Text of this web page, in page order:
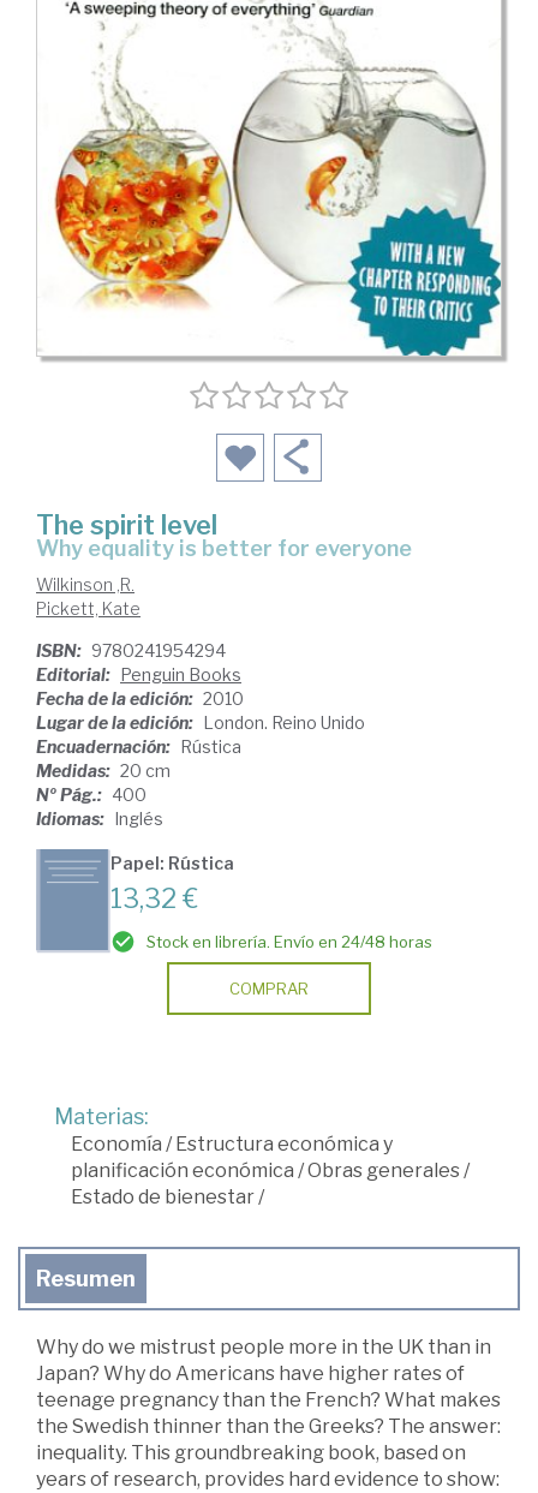
The spirit level
why equality is better for everyone
Wilkinson ,R.
Pickett, Kate
ISBN: 9780241954294
Editorial: Penguin Books
Fecha de la edición: 2010
Lugar de la edición: London. Reino Unido
Encuadernación: Rústica
Medidas: 20 cm
Nº Pág.: 400
Idiomas: Inglés
Papel: Rústica
13,32 €
Stock en librería. Envío en 24/48 horas
COMPRAR
Materias:
Economía / Estructura económica y
planificación económica /Obras generales/
Estado de bienestar/
Resumen
Why do we mistrust people more in the UK than in
Japan? Why do Americans have higher rates of
teenage pregnancy than the French? What makes
the Swedish thinner than the Greeks? The answer:
inequality. This groundbreaking book, based on
years of research, provides hard evidence to show: